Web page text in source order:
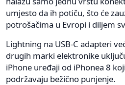
umjesto da ih potiču, što će
potrošačima u Evropi i diljem
Lightning na USB-C adapteri
drugih marki elektronike
iPhone uređaji od iPhonea 8
podržavaju bežično punjenje.